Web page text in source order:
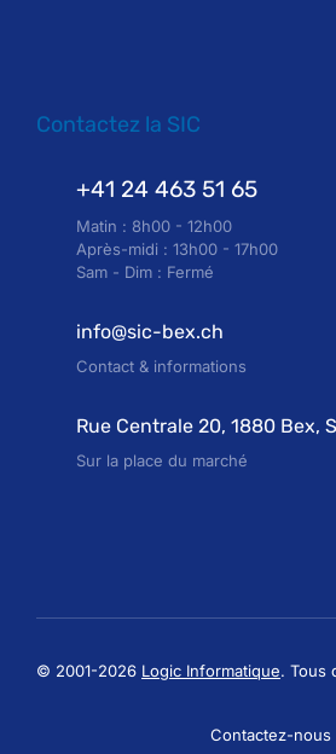
Contactez la SIC
+41 24 463 51 65
Matin : 8h00 - 12h00
Après-midi : 13h00 - 17h00
Sam - Dim : Fermé
info@sic-bex.ch
Contact & informations
Rue Centrale 20, 1880 Bex,
Sur la place du marché
© 2001-2026 Logic Informatique. Tous
Contactez-nous